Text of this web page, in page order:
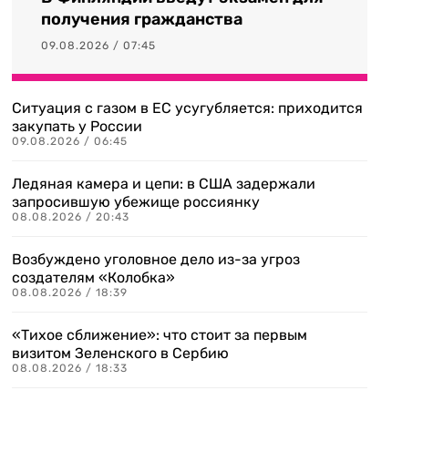
получения гражданства
09.08.2026 / 07:45
Ситуация с газом в ЕС усугубляется: приходится
закупать у России
09.08.2026 / 06:45
Ледяная камера и цепи: в США задержали
запросившую убежище россиянку
08.08.2026 / 20:43
Возбуждено уголовное дело из-за угроз
создателям «Колобка»
08.08.2026 / 18:39
«Тихое сближение»: что стоит за первым
визитом Зеленского в Сербию
08.08.2026 / 18:33